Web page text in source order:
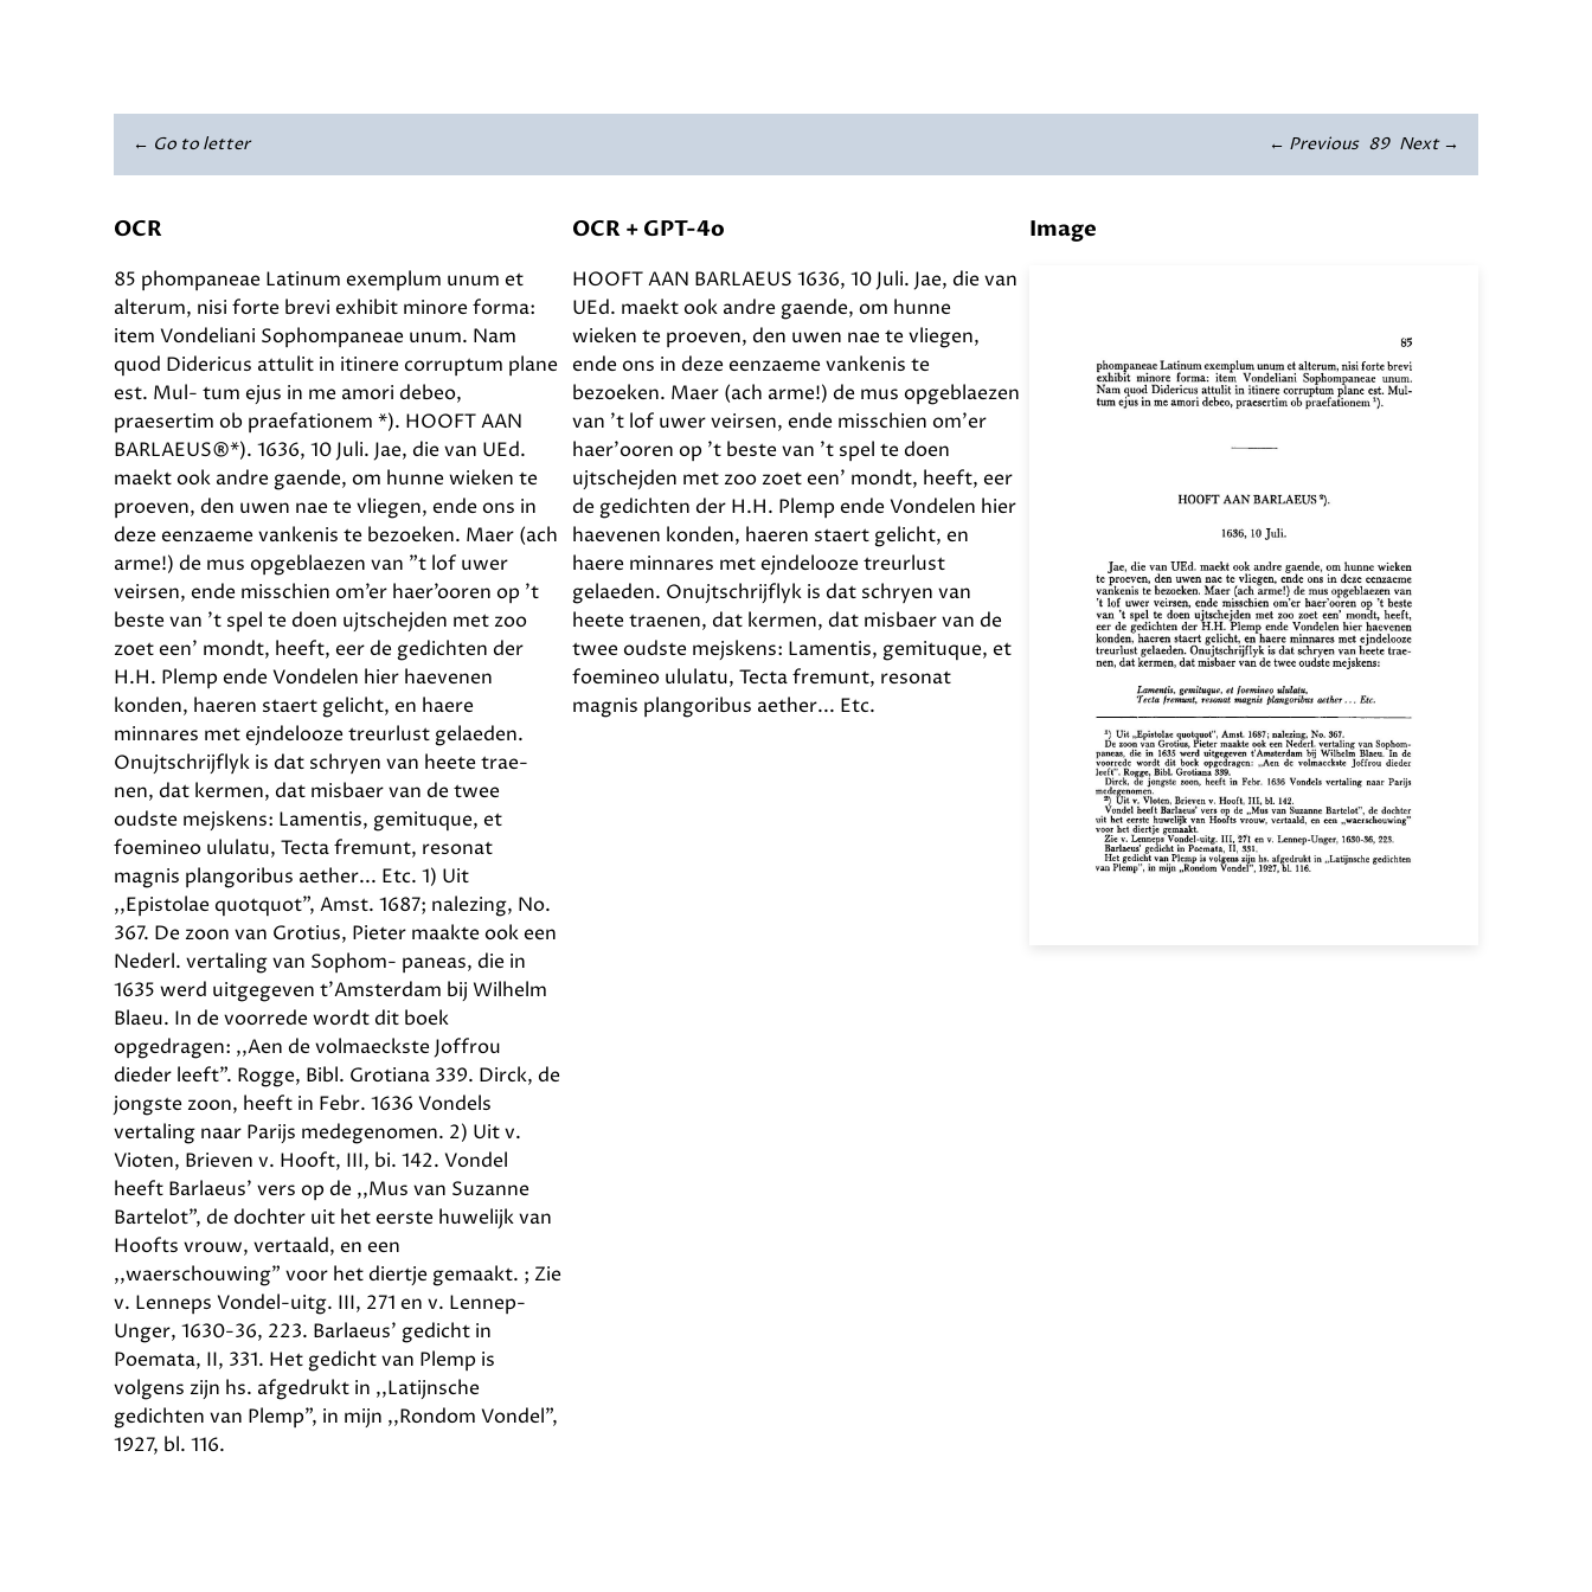
← Go to letter ← Previous 89 Next →
OCR
85 phompaneae Latinum exemplum unum et
alterum, nisi forte brevi exhibit minore forma:
item Vondeliani Sophompaneae unum. Nam
quod Didericus attulit in itinere corruptum plane
est. Mul- tum ejus in me amori debeo,
praesertim ob praefationem *). HOOFT AAN
BARLAEUS®*). 1636, 10 Juli. Jae, die van UEd.
maekt ook andre gaende, om hunne wieken te
proeven, den uwen nae te vliegen, ende ons in
deze eenzaeme vankenis te bezoeken. Maer (ach
arme!) de mus opgeblaezen van "t lof uwer
veirsen, ende misschien om’er haer’ooren op ’t
beste van ’t spel te doen ujtschejden met zoo
zoet een’ mondt, heeft, eer de gedichten der
H.H. Plemp ende Vondelen hier haevenen
konden, haeren staert gelicht, en haere
minnares met ejndelooze treurlust gelaeden.
Onujtschrijflyk is dat schryen van heete trae-
nen, dat kermen, dat misbaer van de twee
oudste mejskens: Lamentis, gemituque, et
foemineo ululatu, Tecta fremunt, resonat
magnis plangoribus aether... Etc. 1) Uit
,,Epistolae quotquot”, Amst. 1687; nalezing, No.
367. De zoon van Grotius, Pieter maakte ook een
Nederl. vertaling van Sophom- paneas, die in
1635 werd uitgegeven t'Amsterdam bij Wilhelm
Blaeu. In de voorrede wordt dit boek
opgedragen: ,,Aen de volmaeckste Joffrou
dieder leeft”. Rogge, Bibl. Grotiana 339. Dirck, de
jongste zoon, heeft in Febr. 1636 Vondels
vertaling naar Parijs medegenomen. 2) Uit v.
Vioten, Brieven v. Hooft, III, bi. 142. Vondel
heeft Barlaeus’ vers op de ,,Mus van Suzanne
Bartelot”, de dochter uit het eerste huwelijk van
Hoofts vrouw, vertaald, en een
,,waerschouwing” voor het diertje gemaakt. ; Zie
v. Lenneps Vondel-uitg. III, 271 en v. Lennep-
Unger, 1630-36, 223. Barlaeus’ gedicht in
Poemata, II, 331. Het gedicht van Plemp is
volgens zijn hs. afgedrukt in ,,Latijnsche
gedichten van Plemp”, in mijn ,,Rondom Vondel",
1927, bl. 116.
OCR + GPT-4o
HOOFT AAN BARLAEUS 1636, 10 Juli. Jae, die van
UEd. maekt ook andre gaende, om hunne
wieken te proeven, den uwen nae te vliegen,
ende ons in deze eenzaeme vankenis te
bezoeken. Maer (ach arme!) de mus opgeblaezen
van 't lof uwer veirsen, ende misschien om'er
haer'ooren op 't beste van 't spel te doen
ujtschejden met zoo zoet een' mondt, heeft, eer
de gedichten der H.H. Plemp ende Vondelen hier
haevenen konden, haeren staert gelicht, en
haere minnares met ejndelooze treurlust
gelaeden. Onujtschrijflyk is dat schryen van
heete traenen, dat kermen, dat misbaer van de
twee oudste mejskens: Lamentis, gemituque, et
foemineo ululatu, Tecta fremunt, resonat
magnis plangoribus aether... Etc.
Image